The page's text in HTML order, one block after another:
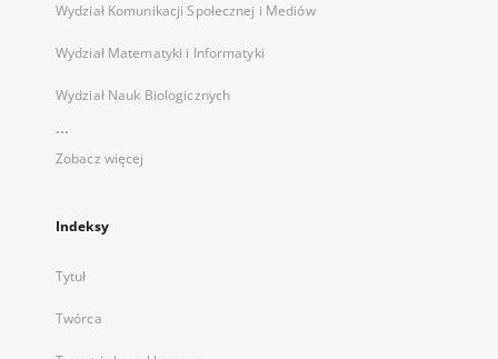
Wydział Komunikacji Społecznej i Mediów
Wydział Matematyki i Informatyki
Wydział Nauk Biologicznych
...
Zobacz więcej
Indeksy
Tytuł
Twórca